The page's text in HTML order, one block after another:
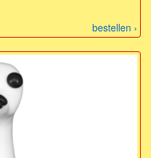
bestellen ›